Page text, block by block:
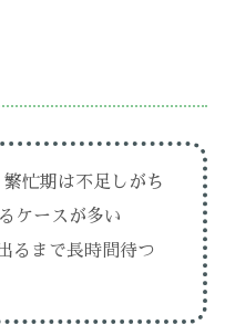
忙期は不足しがち
ケースが多い
るまで長時間待つ